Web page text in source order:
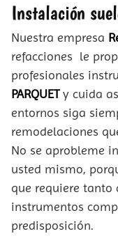
Instalación
Nuestra empresa
refacciones le
profesionales
PARQUETy cuida
entornos siga
remodelaciones
No se aprobleme
usted mismo,
que requiere tanto
instrumentos
predisposición.